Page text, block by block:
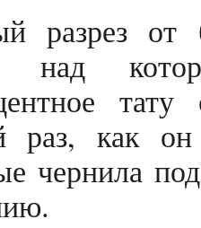
разрез
над
раз, как
чернила